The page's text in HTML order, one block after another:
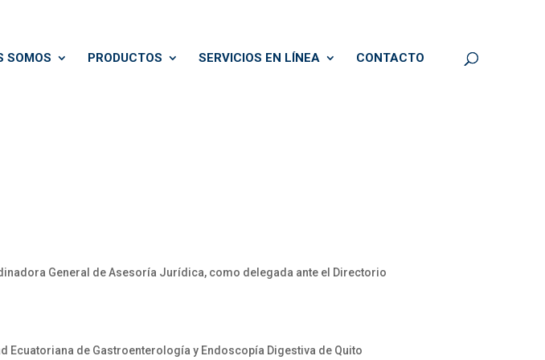
SOMOS PRODUCTOS SERVICIOS EN LÍNEA CONTACTO
General de Asesoría Jurídica, como delegada ante el Directorio
Ecuatoriana de Gastroenterología y Endoscopía Digestiva de Quito